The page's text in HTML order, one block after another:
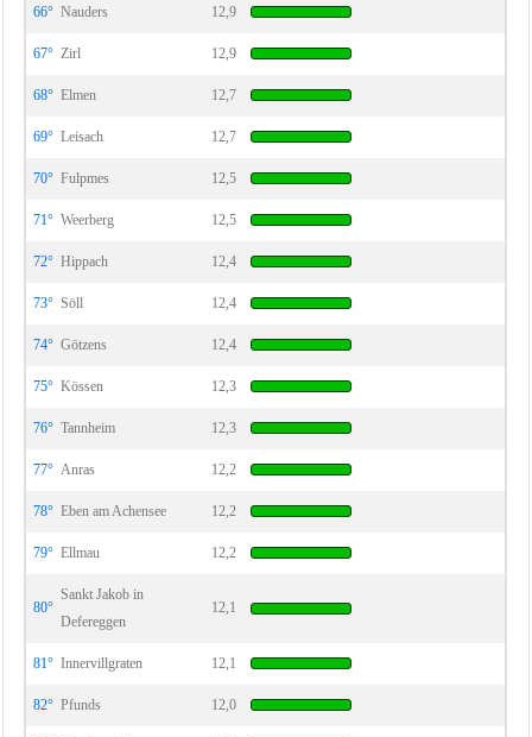
66° Nauders 12,9
67° Zirl 12,9
68° Elmen 12,7
69° Leisach 12,7
70° Fulpmes 12,5
71° Weerberg 12,5
72° Hippach 12,4
73° Söll 12,4
74° Götzens 12,4
75° Kössen 12,3
76° Tannheim 12,3
77° Anras 12,2
78° Eben am Achensee 12,2
79° Ellmau 12,2
80°
Sankt Jakob in
Defereggen
12,1
81° Innervillgraten 12,1
82° Pfunds 12,0